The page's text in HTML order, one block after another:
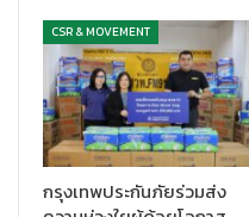
เงินรางวัลมูลค่า 9,000 บาท แ
ทีม 8E88 ประกอบด้วย นางสา
วรรณ์ และนายอรรถชัย ด้วงช
บาท
นางสาวศิริขวัญ บุญเอี่ยม ผู้ช่
บริษัท บุญถาวร รีเทล คอร์ปอ
CSR & MOVEMENT
กรุงเทพประกันภัยร่วมส่ง